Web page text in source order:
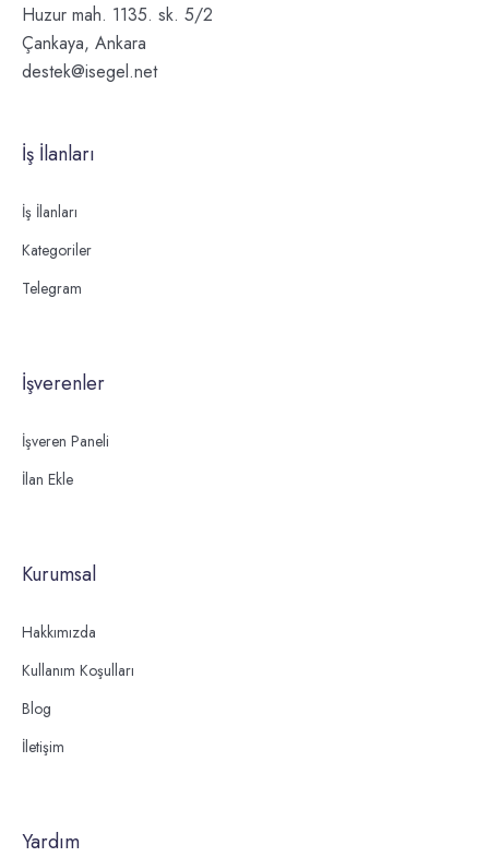
Huzur mah. 1135. sk. 5/2
Çankaya, Ankara
destek@isegel.net
İş İlanları
İş İlanları
Kategoriler
Telegram
İşverenler
İşveren Paneli
İlan Ekle
Kurumsal
Hakkımızda
Kullanım Koşulları
Blog
İletişim
Yardım